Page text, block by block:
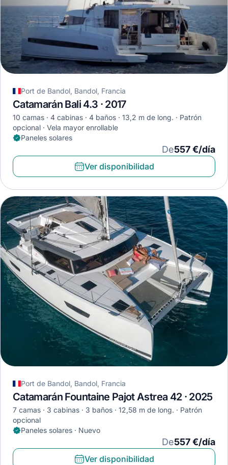
Port de Bandol, Bandol, Francia
Catamarán Bali 4.3 · 2017
10 camas 4 cabinas 4 baños 13,2 m de long.
Patrón
opcional
Vela mayor enrollable
Paneles solares
De557 €/día
Ver disponibilidad
Port de Bandol, Bandol, Francia
Catamarán Fountaine Pajot Astrea 42 · 2025
7 camas 3 cabinas 3 baños 12,58 m de long.
Patrón
opcional
Paneles solares · Nuevo
De557 €/día
Ver disponibilidad